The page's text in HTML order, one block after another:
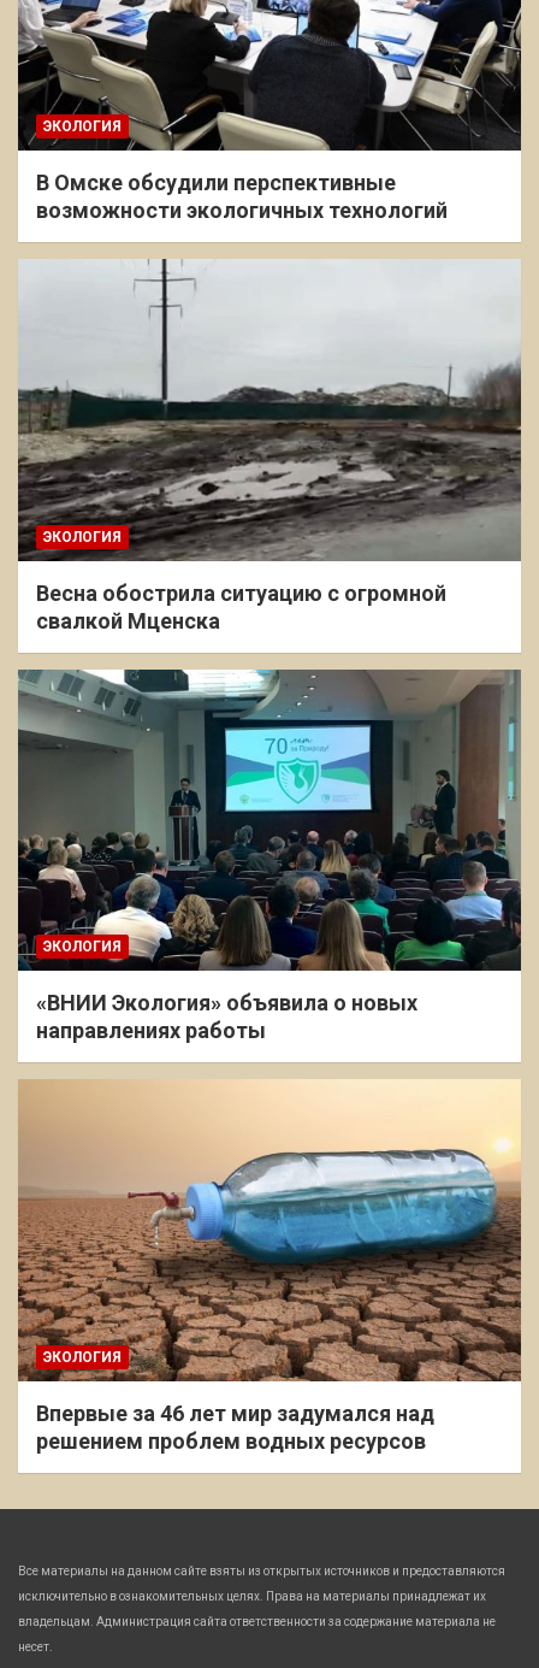
ЭКОЛОГИЯ
В Омске обсудили перспективные
возможности экологичных технологий
ЭКОЛОГИЯ
Весна обострила ситуацию с огромной
свалкой Мценска
ЭКОЛОГИЯ
«ВНИИ Экология» объявила о новых
направлениях работы
ЭКОЛОГИЯ
Впервые за 46 лет мир задумался над
решением проблем водных ресурсов
Все материалы на данном сайте взяты из открытых источников и предоставляются
исключительно в ознакомительных целях. Права на материалы принадлежат их
владельцам. Администрация сайта ответственности за содержание материала не
несет.